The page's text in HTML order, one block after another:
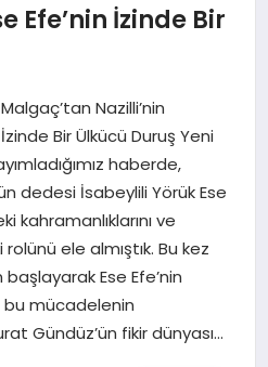
Efe’nin İzinde Bir
Nazilli’nin
Bir Ülkücü Duruş Yeni
haberde,
dedesi İsabeylili Yörük Ese
kahramanlıklarını ve
ele almıştık. Bu kez
başlayarak Ese Efe’nin
bu mücadelenin
Gündüz’ün fikir dünyası…